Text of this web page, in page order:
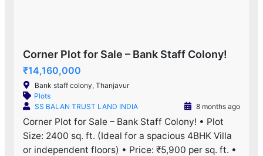
Corner Plot for Sale – Bank Staff Colony!
₹14,160,000
Bank staff colony, Thanjavur
Plots
SS BALAN TRUST LAND INDIA
8 months ago
Corner Plot for Sale – Bank Staff Colony! • Plot
Size: 2400 sq. ft. (Ideal for a spacious 4BHK Villa
or independent floors) • Price: ₹5,900 per sq. ft. •